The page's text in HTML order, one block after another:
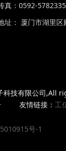
真：0592-5782335
址： 厦门市湖里
技有限公司,All
友情链接： 工
号-1